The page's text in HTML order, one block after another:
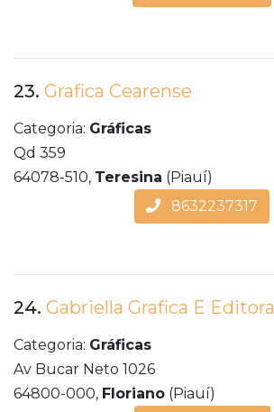
23. Grafica Cearense
Categoria: Gráficas
Qd 359
64078-510, Teresina (Piauí)
8632237317
24. Gabriella Grafica E Editora
Categoria: Gráficas
Av Bucar Neto 1026
64800-000, Floriano (Piauí)